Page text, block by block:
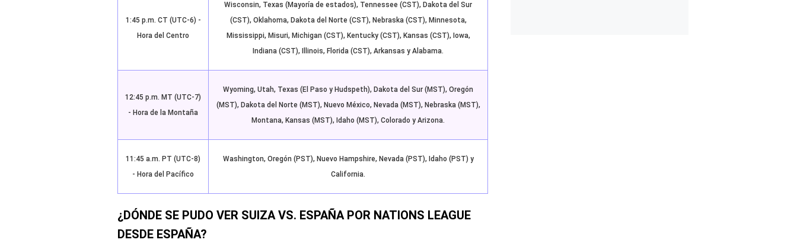
1:45 p.m. CT (UTC-6) -
Hora del Centro
Wisconsin, Texas (Mayoría de estados), Tennessee (CST), Dakota del Sur
(CST), Oklahoma, Dakota del Norte (CST), Nebraska (CST), Minnesota,
Mississippi, Misuri, Michigan (CST), Kentucky (CST), Kansas (CST), Iowa,
Indiana (CST), Illinois, Florida (CST), Arkansas y Alabama.
12:45 p.m. MT (UTC-7)
- Hora de la Montaña
Wyoming, Utah, Texas (El Paso y Hudspeth), Dakota del Sur (MST), Oregón
(MST), Dakota del Norte (MST), Nuevo México, Nevada (MST), Nebraska (MST),
Montana, Kansas (MST), Idaho (MST), Colorado y Arizona.
11:45 a.m. PT (UTC-8)
- Hora del Pacífico
Washington, Oregón (PST), Nuevo Hampshire, Nevada (PST), Idaho (PST) y
California.
¿DÓNDE SE PUDO VER SUIZA VS. ESPAÑA POR NATIONS LEAGUE
DESDE ESPAÑA?